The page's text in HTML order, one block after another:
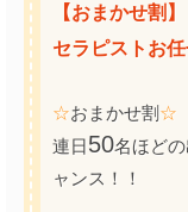
【おまかせ割】
セラピストお
☆おまかせ割 ☆
連日50名ほど
ャンス！！